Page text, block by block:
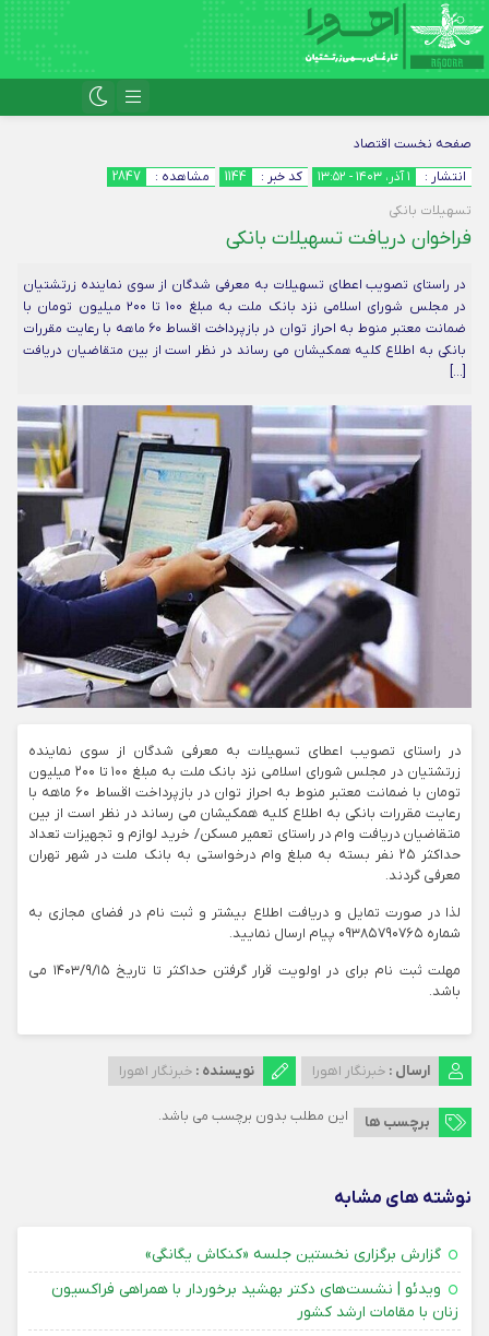
صفحه نخست اقتصاد
انتشار :
۱ آذر، ۱۴۰۳ - ۱۳:۵۲ کد خبر : 1144 مشاهده :
2847
تسهیلات بانکی
فراخوان دریافت تسهیلات بانکی
در راستای تصویب اعطای تسهیلات به معرفی شدگان از سوی نماینده زرتشتیان
در مجلس شورای اسلامی نزد بانک ملت به مبلغ ۱۰۰ تا ۲۰۰ میلیون تومان با
ضمانت معتبر منوط به احراز توان در بازپرداخت اقساط ۶۰ ماهه با رعایت مقررات
بانکی به اطلاع کلیه همکیشان می رساند در نظر است از بین متقاضیان دریافت
[…]
در راستای تصویب اعطای تسهیلات به معرفی شدگان از سوی نماینده
زرتشتیان در مجلس شورای اسلامی نزد بانک ملت به مبلغ ۱۰۰ تا ۲۰۰ میلیون
تومان با ضمانت معتبر منوط به احراز توان در بازپرداخت اقساط ۶۰ ماهه با
رعایت مقررات بانکی به اطلاع کلیه همکیشان می رساند در نظر است از بین
متقاضیان دریافت وام در راستای تعمیر مسکن/ خرید لوازم و تجهیزات تعداد
حداکثر ۲۵ نفر بسته به مبلغ وام درخواستی به بانک ملت در شهر تهران
معرفی گردند.
لذا در صورت تمایل و دریافت اطلاع بیشتر و ثبت نام در فضای مجازی به
شماره ۰۹۳۸۵۷۹۰۷۶۵ پیام ارسال نمایید.
مهلت ثبت نام برای در اولویت قرار گرفتن حداکثر تا تاریخ ۱۴۰۳/۹/۱۵ می
باشد.
ارسال : خبرنگار اهورا نویسنده : خبرنگار اهورا
برچسب ها این مطلب بدون برچسب می باشد.
نوشته های مشابه
گزارش برگزاری نخستین جلسه «کنکاش یگانگی»
ویدئو | نشست‌های دکتر بهشید برخوردار با همراهی فراکسیون
زنان با مقامات ارشد کشور